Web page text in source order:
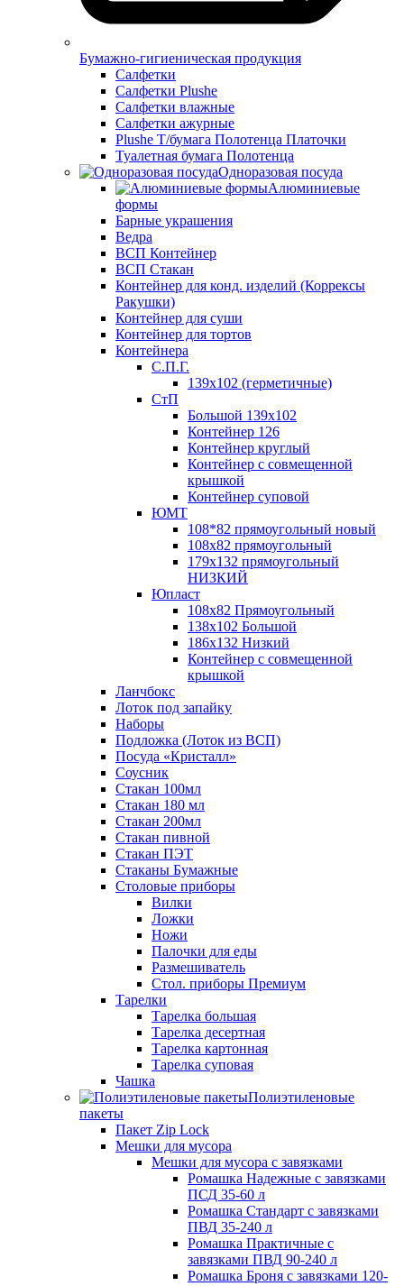
Бумажно-гигиеническая продукция
Салфетки
Салфетки Plushe
Салфетки влажные
Салфетки ажурные
Plushe Т/бумага Полотенца Платочки
Туалетная бумага Полотенца
Одноразовая посуда
Алюминиевые
формы
Барные украшения
Ведра
ВСП Контейнер
ВСП Стакан
Контейнер для конд. изделий (Коррексы
Ракушки)
Контейнер для суши
Контейнер для тортов
Контейнера
С.П.Г.
139х102 (герметичные)
СтП
Большой 139х102
Контейнер 126
Контейнер круглый
Контейнер с совмещенной
крышкой
Контейнер суповой
ЮМТ
108*82 прямоугольный новый
108х82 прямоугольный
179х132 прямоугольный
НИЗКИЙ
Юпласт
108х82 Прямоугольный
138х102 Большой
186х132 Низкий
Контейнер с совмещенной
крышкой
Ланчбокс
Лоток под запайку
Наборы
Подложка (Лоток из ВСП)
Посуда «Кристалл»
Соусник
Стакан 100мл
Стакан 180 мл
Стакан 200мл
Стакан пивной
Стакан ПЭТ
Стаканы Бумажные
Столовые приборы
Вилки
Ложки
Ножи
Палочки для еды
Размешиватель
Стол. приборы Премиум
Тарелки
Тарелка большая
Тарелка десертная
Тарелка картонная
Тарелка суповая
Чашка
Полиэтиленовые
пакеты
Пакет Zip Lock
Мешки для мусора
Мешки для мусора с завязками
Ромашка Надежные с завязками
ПСД 35-60 л
Ромашка Стандарт с завязками
ПВД 35-240 л
Ромашка Практичные с
завязками ПВД 90-240 л
Ромашка Броня с завязками 120-